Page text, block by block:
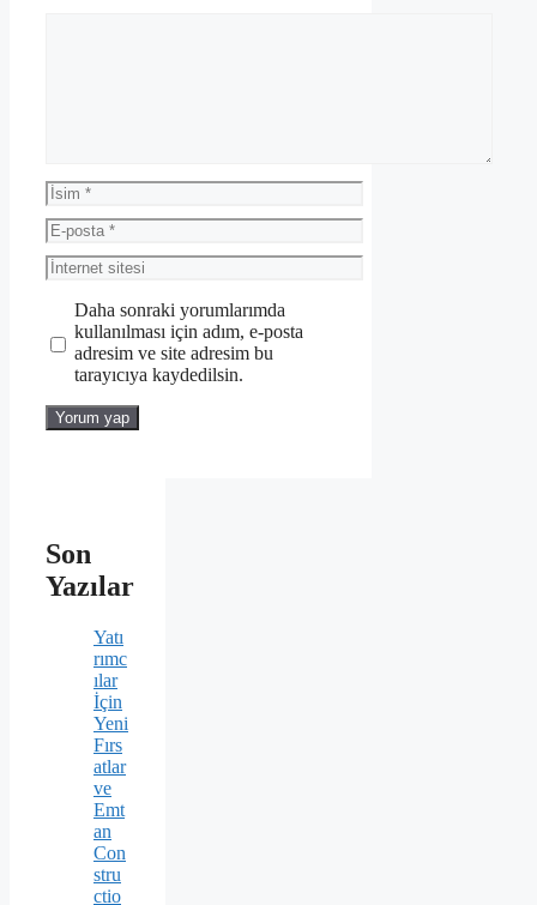
İsim
E-
posta
İnternet
sitesi
Daha sonraki yorumlarımda
kullanılması için adım, e-posta
adresim ve site adresim bu
tarayıcıya kaydedilsin.
Son
Yazılar
Yatı
rımc
ılar
İçin
Yeni
Fırs
atlar
ve
Emt
an
Con
stru
ctio